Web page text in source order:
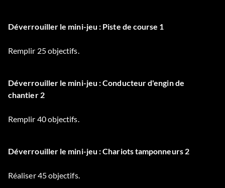
Déverrouiller le mini-jeu : Piste de course 1
Remplir 25 objectifs.
Déverrouiller le mini-jeu : Conducteur d'engin de
chantier 2
Remplir 40 objectifs.
Déverrouiller le mini-jeu : Chariots tamponneurs 2
Réaliser 45 objectifs.